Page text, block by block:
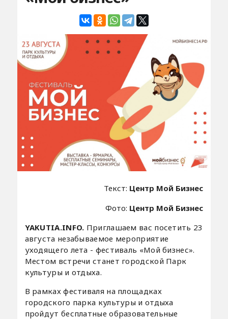
Текст: Центр Мой Бизнес
Фото: Центр Мой Бизнес
YAKUTIA.INFO. Приглашаем вас посетить 23
августа незабываемое мероприятие
уходящего лета - фестиваль «Мой бизнес».
Местом встречи станет городской Парк
культуры и отдыха.
В рамках фестиваля на площадках
городского парка культуры и отдыха
пройдут бесплатные образовательные